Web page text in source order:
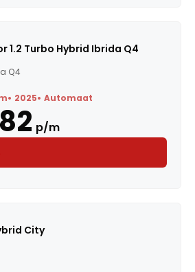
1.2 Turbo Hybrid Ibrida Q4
Q4
2025 Automaat
p/m
City